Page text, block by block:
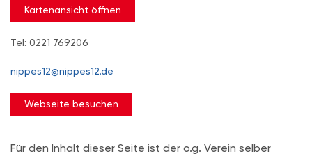
Kartenansicht öffnen
Tel: 0221 769206
nippes12@nippes12.de
Webseite besuchen
Für den Inhalt dieser Seite ist der o.g. Verein selber